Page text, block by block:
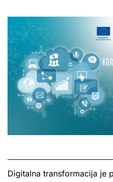
Digitalna transformacija je